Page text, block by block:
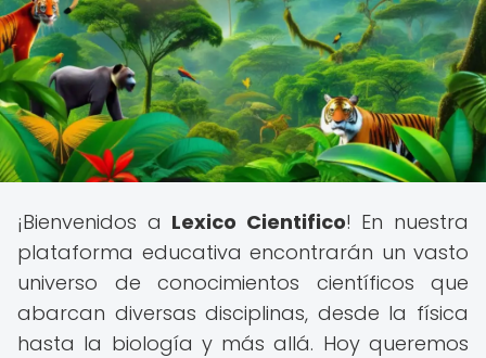
¡Bienvenidos a Lexico Cientifico! En nuestra
plataforma educativa encontrarán un vasto
universo de conocimientos científicos que
abarcan diversas disciplinas, desde la física
hasta la biología y más allá. Hoy queremos